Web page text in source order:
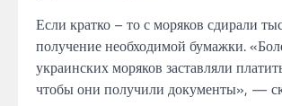
Если кратко – то с моряков сдирали
получение необходимой бумажки.
украинских моряков заставляли
чтобы они получили документы», —